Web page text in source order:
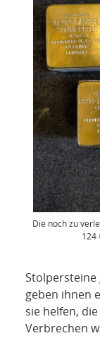
Die noch zu
124
Stolpersteine
geben ihnen
sie helfen,
Verbrechen